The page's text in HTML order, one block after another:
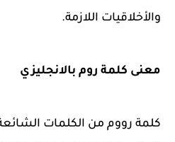
والأخلاقيات اللازمة.
معنى كلمة روم بالانجليزي
كلمة رووم من الكلمات الشائعة